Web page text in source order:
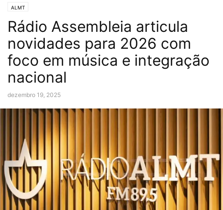
ALMT
Rádio Assembleia articula
novidades para 2026 com
foco em música e integração
nacional
dezembro 19, 2025